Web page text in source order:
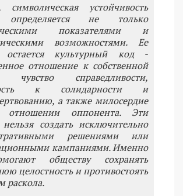
символическая устойчивость
определяется не только
показателями и
возможностями. Ее
остается культурный код -
отношение к собственной
чувство справедливости,
к солидарности и
а также милосердие
оппонента. Эти
нельзя создать исключительно
решениями или
кампаниями. Именно
обществу сохранять
целостность и противостоять
раскола.